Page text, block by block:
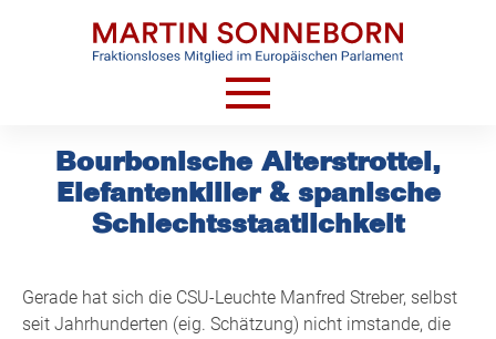
HOME
AKTUELLES
VIDEOS
CV
Bourbonische Alterstrottel,
Elefantenkiller & spanische
Schlechtsstaatlichkeit
Gerade hat sich die CSU-Leuchte Manfred Streber, selbst
seit Jahrhunderten (eig. Schätzung) nicht imstande, die